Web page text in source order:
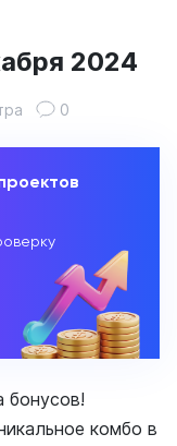
2024
0
бонусов!
комбо в